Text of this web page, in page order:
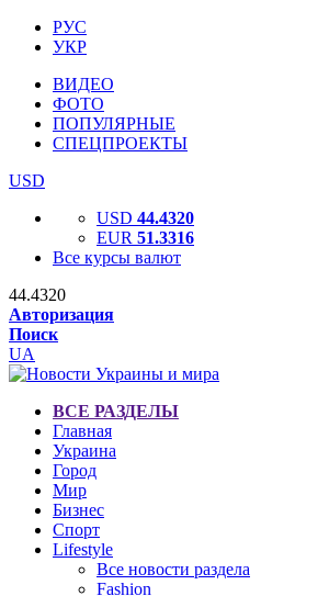
РУС
УКР
ВИДЕО
ФОТО
ПОПУЛЯРНЫЕ
СПЕЦПРОЕКТЫ
USD
USD 44.4320
EUR 51.3316
Все курсы валют
44.4320
Авторизация
Поиск
UA
ВСЕ РАЗДЕЛЫ
Главная
Украина
Город
Мир
Бизнес
Спорт
Lifestyle
Все новости раздела
Fashion